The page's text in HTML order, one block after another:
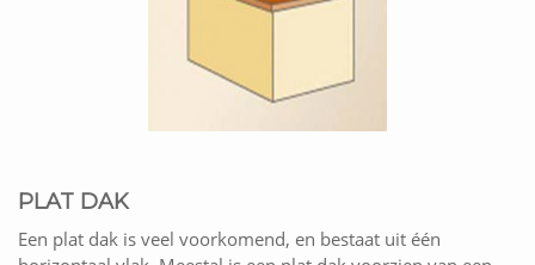
PLAT DAK
Een plat dak is veel voorkomend, en bestaat uit één